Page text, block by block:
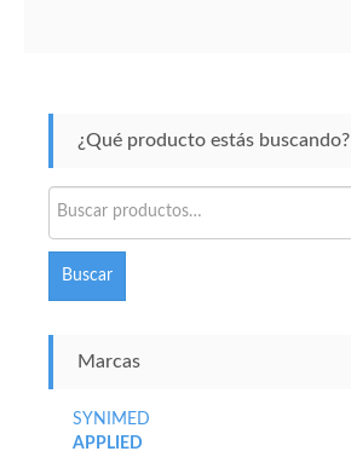
¿Qué producto estás buscando?
por:
Buscar
Marcas
SYNIMED
APPLIED